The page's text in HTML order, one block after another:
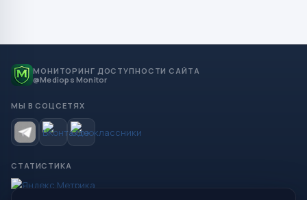
МОНИТОРИНГ ДОСТУПНОСТИ САЙТА
@Mediops Monitor
МЫ В СОЦСЕТЯХ
СТАТИСТИКА